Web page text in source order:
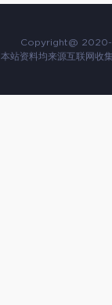
Copyright@ 2020-
本站资料均来源互联网收